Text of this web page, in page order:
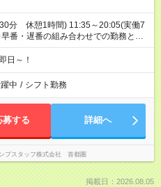
分 休憩1時間) 11:35～20:05(実働7
・遅番の組み合わせでの勤務とな
時です！
日～！
中 / シフト勤務
募する 詳細へ
プスタッフ株式会社 首都圏
掲載日：2026.08.05